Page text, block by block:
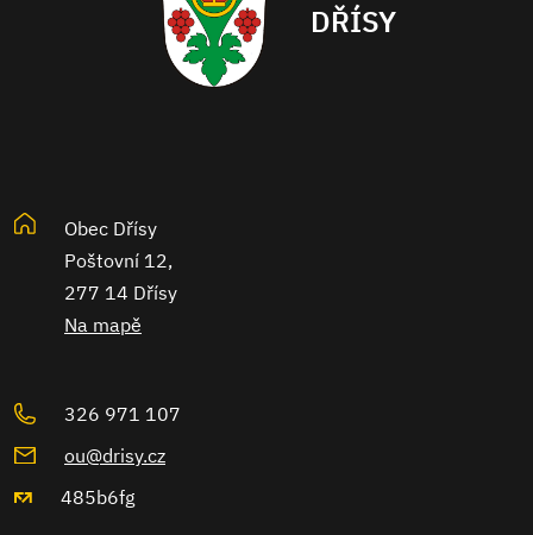
DŘÍSY
Obec Dřísy
Poštovní 12,
277 14 Dřísy
Na mapě
326 971 107
ou@drisy.cz
485b6fg